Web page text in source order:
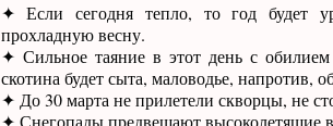
✦ Если сегодня тепло, то год будет
прохладную весну.
✦ Сильное таяние в этот день с
скотина будет сыта, маловодье, напротив,
✦ До 30 марта не прилетели скворцы, не
✦ Снегопады предвещают высоколетящие в